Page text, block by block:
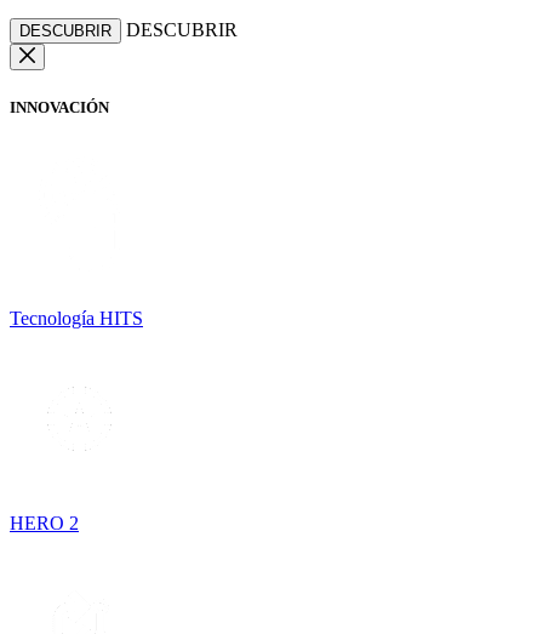
DESCUBRIR DESCUBRIR
INNOVACIÓN
Tecnología HITS
HERO 2